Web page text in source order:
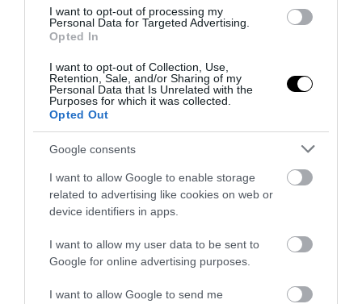
I want to opt-out of processing my
Personal Data for Targeted Advertising.
Opted In
I want to opt-out of Collection, Use,
Retention, Sale, and/or Sharing of my
Personal Data that Is Unrelated with the
Purposes for which it was collected.
Opted Out
Google consents
I want to allow Google to enable storage
related to advertising like cookies on web or
device identifiers in apps.
I want to allow my user data to be sent to
Google for online advertising purposes.
I want to allow Google to send me
Βίντεο: H στιγμή που Βρετανός
στρατιώτης κλωτσά στο πρόσωπο
άστεγη γυναίκα
10.03.2026 | 16:03